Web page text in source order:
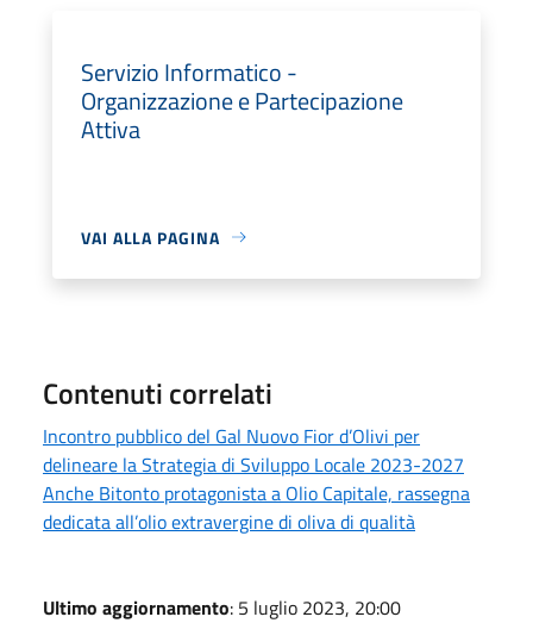
Servizio Informatico -
Organizzazione e Partecipazione
Attiva
VAI ALLA PAGINA
Contenuti correlati
Incontro pubblico del Gal Nuovo Fior d’Olivi per
delineare la Strategia di Sviluppo Locale 2023-2027
Anche Bitonto protagonista a Olio Capitale, rassegna
dedicata all’olio extravergine di oliva di qualità
Ultimo aggiornamento: 5 luglio 2023, 20:00